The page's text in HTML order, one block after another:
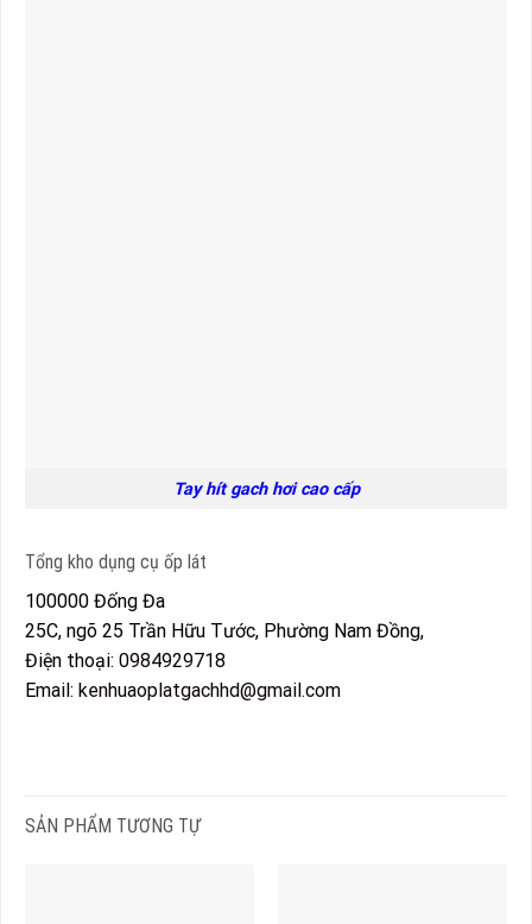
Tay hít gach hơi cao cấp
Tổng kho dụng cụ ốp lát
100000 Đống Đa
25C, ngõ 25 Trần Hữu Tước, Phường Nam Đồng,
Điện thoại: 0984929718
Email: kenhuaoplatgachhd@gmail.com
SẢN PHẨM TƯƠNG TỰ